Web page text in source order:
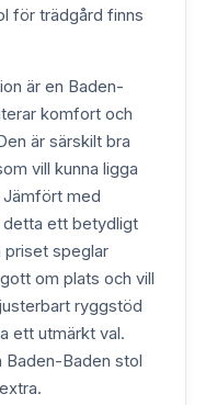
för trädgård finns
är en Baden-
komfort och
är särskilt bra
vill kunna ligga
med
detta ett betydligt
priset speglar
om plats och vill
ryggstöd
ett utmärkt val.
Baden-Baden stol